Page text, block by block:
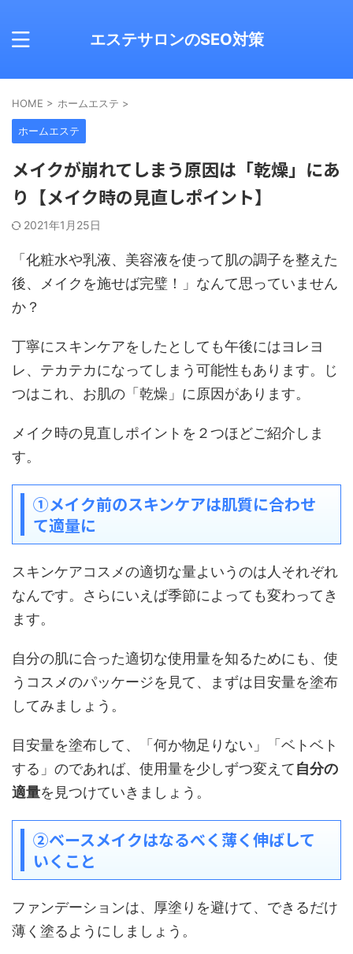
エステサロンのSEO対策
HOME > ホームエステ >
ホームエステ
メイクが崩れてしまう原因は「乾燥」にあ
り【メイク時の見直しポイント】
2021年1月25日
「化粧水や乳液、美容液を使って肌の調子を整えた
後、メイクを施せば完璧！」なんて思っていません
か？
丁寧にスキンケアをしたとしても午後にはヨレヨ
レ、テカテカになってしまう可能性もあります。じ
つはこれ、お肌の「乾燥」に原因があります。
メイク時の見直しポイントを２つほどご紹介しま
す。
①メイク前のスキンケアは肌質に合わせ
て適量に
スキンケアコスメの適切な量よいうのは人それぞれ
なんです。さらにいえば季節によっても変わってき
ます。
自分の肌に合った適切な使用量を知るためにも、使
うコスメのパッケージを見て、まずは目安量を塗布
してみましょう。
目安量を塗布して、「何か物足りない」「ベトベト
する」のであれば、使用量を少しずつ変えて自分の
適量を見つけていきましょう。
②ベースメイクはなるべく薄く伸ばして
いくこと
ファンデーションは、厚塗りを避けて、できるだけ
薄く塗るようにしましょう。